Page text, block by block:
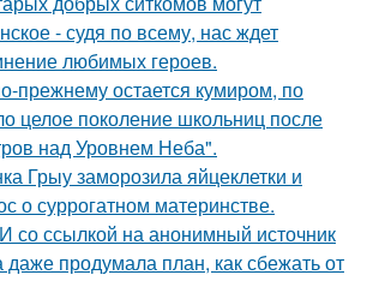
- судя по всему, нас ждет
любимых героев.
прежнему остается кумиром, по
целое поколение школьниц после
над Уровнем Неба".
Грыу заморозила яйцеклетки и
о суррогатном материнстве.
ссылкой на анонимный источник
даже продумала план, как сбежать от